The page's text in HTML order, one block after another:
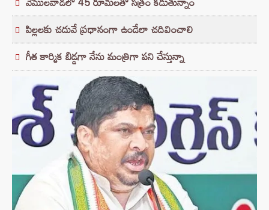
పిల్లలకు చదువే ప్రధానంగా ఉండేలా చదివించాలి
గీత కార్మిక బిడ్డగా నేను మంత్రిగా పని చేస్తున్నా